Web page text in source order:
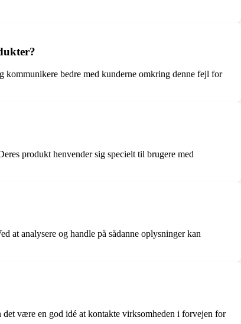
kommunikere bedre med kunderne omkring denne fejl for
produkt henvender sig specielt til brugere med
at analysere og handle på sådanne oplysninger kan
være en god idé at kontakte virksomheden i forvejen for